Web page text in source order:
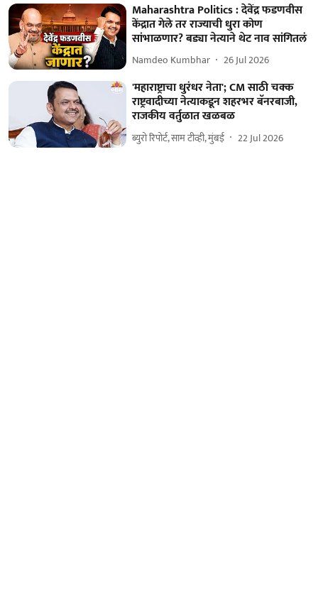
Maharashtra Politics : देवेंद्र फडणवीस
केंद्रात गेले तर राज्याची धुरा कोण
सांभाळणार? बड्या नेत्याने थेट नाव सांगितलं
Namdeo Kumbhar 26 Jul 2026
'महाराष्ट्राचा धुरंधर नेता'; CM साठी चक्क
राष्ट्रवादीच्या नेत्याकडून शहरभर बॅनरबाजी,
राजकीय वर्तुळात खळबळ
ब्युरो रिपोर्ट, साम टीव्ही, मुंबई 22 Jul 2026